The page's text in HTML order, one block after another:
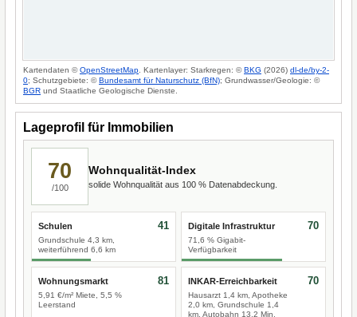
Kartendaten ©OpenStreetMap . Kartenlayer: Starkregen: ©BKG (2026) dl-de/by-2-
0; Schutzgebiete: ©Bundesamt für Naturschutz (BfN); Grundwasser/Geologie: ©
BGR und Staatliche Geologische Dienste.
Lageprofil für Immobilien
70
/100
Wohnqualität-Index
solide Wohnqualität aus 100 % Datenabdeckung.
Schulen
Grundschule 4,3 km,
weiterführend 6,6 km
41 Digitale Infrastruktur
71,6 % Gigabit-
Verfügbarkeit
70
Wohnungsmarkt
5,91 €/m² Miete, 5,5 %
Leerstand
81 INKAR-Erreichbarkeit
Hausarzt 1,4 km, Apotheke
2,0 km, Grundschule 1,4
km, Autobahn 13,2 Min.
70